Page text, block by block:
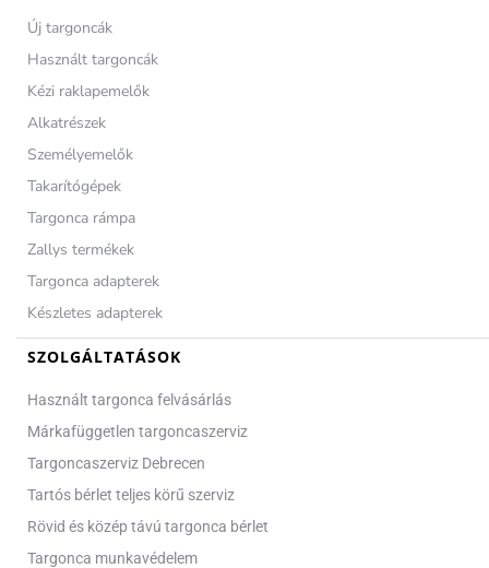
Új targoncák
Használt targoncák
Kézi raklapemelők
Alkatrészek
Személyemelők
Takarítógépek
Targonca rámpa
Zallys termékek
Targonca adapterek
Készletes adapterek
SZOLGÁLTATÁSOK
Használt targonca felvásárlás
Márkafüggetlen targoncaszerviz
Targoncaszerviz Debrecen
Tartós bérlet teljes körű szerviz
Rövid és közép távú targonca bérlet
Targonca munkavédelem